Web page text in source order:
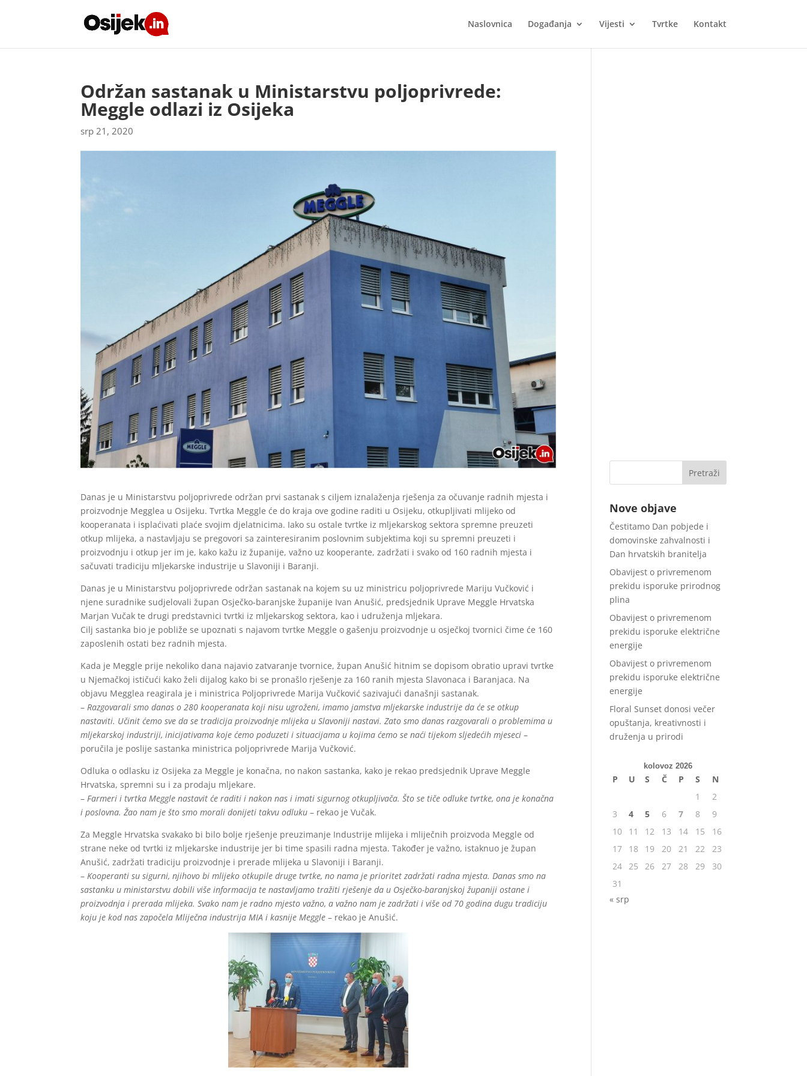
Naslovnica Događanja Vijesti Tvrtke Kontakt
Održan sastanak u Ministarstvu poljoprivrede:
Meggle odlazi iz Osijeka
srp 21, 2020
Danas je u Ministarstvu poljoprivrede održan prvi sastanak s ciljem iznalaženja rješenja za očuvanje radnih mjesta i
proizvodnje Megglea u Osijeku. Tvrtka Meggle će do kraja ove godine raditi u Osijeku, otkupljivati mlijeko od
kooperanata i isplaćivati plaće svojim djelatnicima. Iako su ostale tvrtke iz mljekarskog sektora spremne preuzeti
otkup mlijeka, a nastavljaju se pregovori sa zainteresiranim poslovnim subjektima koji su spremni preuzeti i
proizvodnju i otkup jer im je, kako kažu iz županije, važno uz kooperante, zadržati i svako od 160 radnih mjesta i
sačuvati tradiciju mljekarske industrije u Slavoniji i Baranji.
Danas je u Ministarstvu poljoprivrede održan sastanak na kojem su uz ministricu poljoprivrede Mariju Vučković i
njene suradnike sudjelovali župan Osječko-baranjske županije Ivan Anušić, predsjednik Uprave Meggle Hrvatska
Marjan Vučak te drugi predstavnici tvrtki iz mljekarskog sektora, kao i udruženja mljekara.
Cilj sastanka bio je pobliže se upoznati s najavom tvrtke Meggle o gašenju proizvodnje u osječkoj tvornici čime će 160
zaposlenih ostati bez radnih mjesta.
Kada je Meggle prije nekoliko dana najavio zatvaranje tvornice, župan Anušić hitnim se dopisom obratio upravi tvrtke
u Njemačkoj ističući kako želi dijalog kako bi se pronašlo rješenje za 160 ranih mjesta Slavonaca i Baranjaca. Na
objavu Megglea reagirala je i ministrica Poljoprivrede Marija Vučković sazivajući današnji sastanak.
– Razgovarali smo danas o 280 kooperanata koji nisu ugroženi, imamo jamstva mljekarske industrije da će se otkup
nastaviti. Učinit ćemo sve da se tradicija proizvodnje mlijeka u Slavoniji nastavi. Zato smo danas razgovarali o problemima u
mljekarskoj industriji, inicijativama koje ćemo poduzeti i situacijama u kojima ćemo se naći tijekom sljedećih mjeseci –
poručila je poslije sastanka ministrica poljoprivrede Marija Vučković.
Odluka o odlasku iz Osijeka za Meggle je konačna, no nakon sastanka, kako je rekao predsjednik Uprave Meggle
Hrvatska, spremni su i za prodaju mljekare.
– Farmeri i tvrtka Meggle nastavit će raditi i nakon nas i imati sigurnog otkupljivača. Što se tiče odluke tvrtke, ona je konačna
i poslovna. Žao nam je što smo morali donijeti takvu odluku – rekao je Vučak.
Za Meggle Hrvatska svakako bi bilo bolje rješenje preuzimanje Industrije mlijeka i mliječnih proizvoda Meggle od
strane neke od tvrtki iz mljekarske industrije jer bi time spasili radna mjesta. Također je važno, istaknuo je župan
Anušić, zadržati tradiciju proizvodnje i prerade mlijeka u Slavoniji i Baranji.
– Kooperanti su sigurni, njihovo bi mlijeko otkupile druge tvrtke, no nama je prioritet zadržati radna mjesta. Danas smo na
sastanku u ministarstvu dobili više informacija te nastavljamo tražiti rješenje da u Osječko-baranjskoj županiji ostane i
proizvodnja i prerada mlijeka. Svako nam je radno mjesto važno, a važno nam je zadržati i više od 70 godina dugu tradiciju
koju je kod nas započela Mliječna industrija MIA i kasnije Meggle – rekao je Anušić.
Nove objave
Čestitamo Dan pobjede i
domovinske zahvalnosti i
Dan hrvatskih branitelja
Obavijest o privremenom
prekidu isporuke prirodnog
plina
Obavijest o privremenom
prekidu isporuke električne
energije
Obavijest o privremenom
prekidu isporuke električne
energije
Floral Sunset donosi večer
opuštanja, kreativnosti i
druženja u prirodi
kolovoz 2026
P U S Č P S
N
1
2
3
4 5 6 7 8
9
10
11 12 13 14 15
16
17
18 19 20 21 22
23
24 25 26 27 28 29
30
31
« srp